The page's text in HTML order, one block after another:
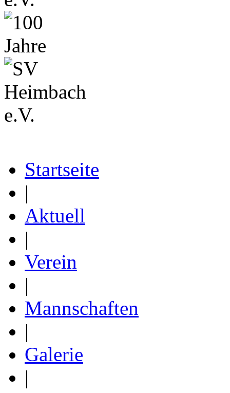
Startseite
|
Aktuell
|
Verein
|
Mannschaften
|
Galerie
|